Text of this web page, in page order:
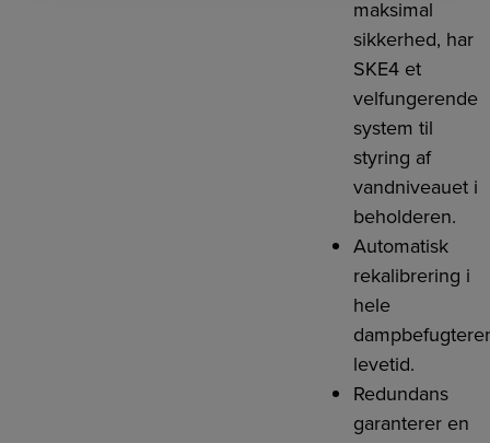
maksimal
sikkerhed, har
SKE4 et
velfungerende
system til
styring af
vandniveauet i
beholderen.
Automatisk
rekalibrering i
hele
levetid.
Redundans
garanterer en